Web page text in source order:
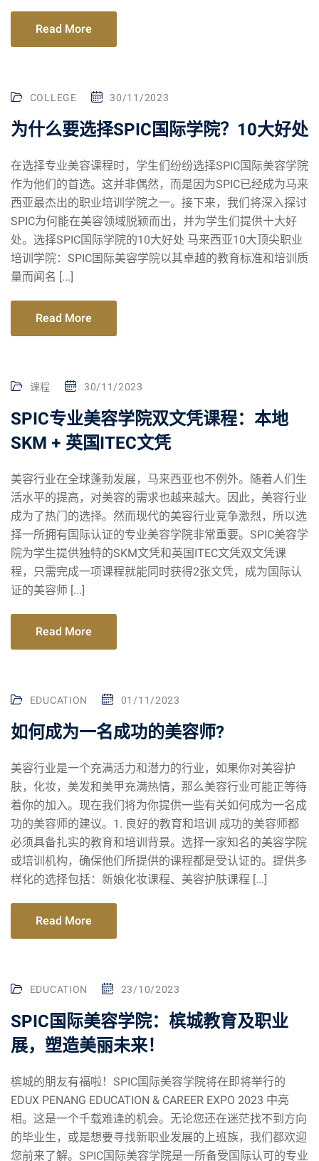
Read More
COLLEGE 30/11/2023
为什么要选择SPIC国际学院？10大好处
在选择专业美容课程时，学生们纷纷选择SPIC国际美容学院
作为他们的首选。这并非偶然，而是因为SPIC已经成为马来
西亚最杰出的职业培训学院之一。接下来，我们将深入探讨
SPIC为何能在美容领域脱颖而出，并为学生们提供十大好
处。选择SPIC国际学院的10大好处 马来西亚10大顶尖职业
培训学院：SPIC国际美容学院以其卓越的教育标准和培训质
量而闻名 [...]
Read More
课程 30/11/2023
SPIC专业美容学院双文凭课程：本地
SKM + 英国ITEC文凭
美容行业在全球蓬勃发展，马来西亚也不例外。随着人们生
活水平的提高，对美容的需求也越来越大。因此，美容行业
成为了热门的选择。然而现代的美容行业竞争激烈，所以选
择一所拥有国际认证的专业美容学院非常重要。SPIC美容学
院为学生提供独特的SKM文凭和英国ITEC文凭双文凭课
程，只需完成一项课程就能同时获得2张文凭，成为国际认
证的美容师 [...]
Read More
EDUCATION 01/11/2023
如何成为一名成功的美容师?
美容行业是一个充满活力和潜力的行业，如果你对美容护
肤，化妆，美发和美甲充满热情，那么美容行业可能正等待
着你的加入。现在我们将为你提供一些有关如何成为一名成
功的美容师的建议。1. 良好的教育和培训 成功的美容师都
必须具备扎实的教育和培训背景。选择一家知名的美容学院
或培训机构，确保他们所提供的课程都是受认证的。提供多
样化的选择包括：新娘化妆课程、美容护肤课程 [...]
Read More
EDUCATION 23/10/2023
SPIC国际美容学院：槟城教育及职业
展，塑造美丽未来！
槟城的朋友有福啦！SPIC国际美容学院将在即将举行的
EDUX PENANG EDUCATION & CAREER EXPO 2023 中亮
相。这是一个千载难逢的机会。无论您还在迷茫找不到方向
的毕业生，或是想要寻找新职业发展的上班族，我们都欢迎
您前来了解。SPIC国际美容学院是一所备受国际认可的专业